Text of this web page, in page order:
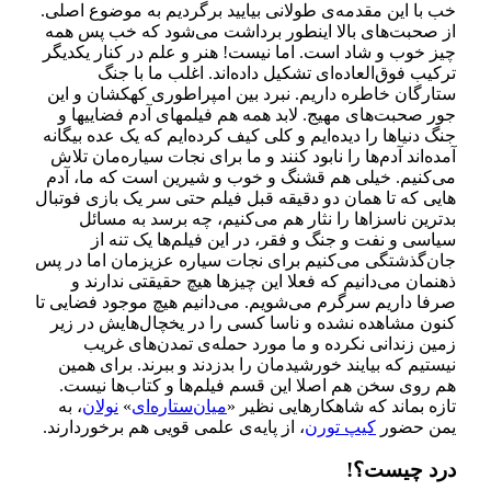
خب با این مقدمه‌ی طولانی بیایید برگردیم به موضوع اصلی.
از صحبت‌­های بالا اینطور برداشت می‌­شود که خب پس همه
چیز خوب و شاد است. اما نیست! هنر و علم در کنار یکدیگر
ترکیب فوق‌­العاده‌­ای تشکیل داده­‌اند. اغلب ما با جنگ
ستارگان خاطره داریم. نبرد بین امپراطوری کهکشان و این
جور صحبت­‌های مهیج. لابد همه هم فیلم­های آدم فضایی­ها و
جنگ دنیاها را دیده‌­ایم و کلی کیف کرده­‌ایم که یک عده بیگانه
آمده‌­اند آدم­‌ها را نابود کنند و ما برای نجات سیاره­‌مان تلاش
می‌­کنیم. خیلی هم قشنگ و خوب و شیرین است که ما، آدم­‌
هایی که تا همان دو دقیقه قبل فیلم حتی سر یک بازی فوتبال
بدترین ناسزاها را نثار هم می‌­کنیم، چه برسد به مسائل
سیاسی و نفت و جنگ و فقر، در این فیلم‌­ها یک تنه از
جان‌گذشتگی می‌کنیم برای نجات سیاره عزیزمان اما در پس
ذهنمان می‌­دانیم که فعلا این چیزها هیچ حقیقتی ندارند و
صرفا داریم سرگرم می‌­شویم. می‌­دانیم هیچ موجود فضایی تا
کنون مشاهده نشده و ناسا کسی را در یخچال‌­هایش در زیر
زمین زندانی نکرده و ما مورد حمله‌ی تمدن­‌های غریب
نیستیم که بیایند خورشیدمان را بدزدند و ببرند.برای همین
هم روی سخن هم اصلا این قسم فیلم‌­ها و کتاب­‌ها نیست.
تازه بماند که شاهکارهایی نظیر « میان‌ستاره‌­ای»نولان، به
یمن حضورکیپ تورن ، از پایه‌ی علمی قویی هم برخوردارند.
درد چیست؟!